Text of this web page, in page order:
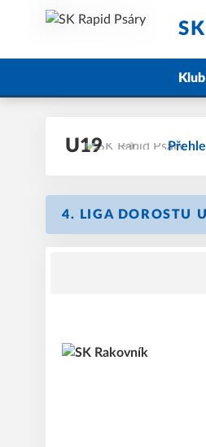
Klub
U19
4. LIGA DOROSTU